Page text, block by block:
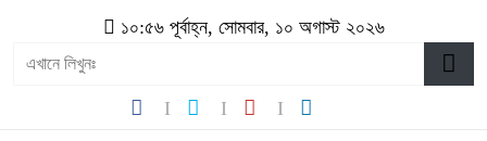
১০:৫৬ পূর্বাহ্ন, সোমবার, ১০ অগাস্ট ২০২৬